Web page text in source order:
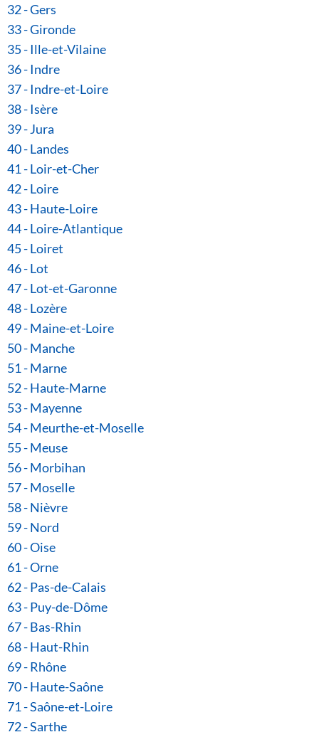
32 - Gers
33 - Gironde
35 - Ille-et-Vilaine
36 - Indre
37 - Indre-et-Loire
38 - Isère
39 - Jura
40 - Landes
41 - Loir-et-Cher
42 - Loire
43 - Haute-Loire
44 - Loire-Atlantique
45 - Loiret
46 - Lot
47 - Lot-et-Garonne
48 - Lozère
49 - Maine-et-Loire
50 - Manche
51 - Marne
52 - Haute-Marne
53 - Mayenne
54 - Meurthe-et-Moselle
55 - Meuse
56 - Morbihan
57 - Moselle
58 - Nièvre
59 - Nord
60 - Oise
61 - Orne
62 - Pas-de-Calais
63 - Puy-de-Dôme
67 - Bas-Rhin
68 - Haut-Rhin
69 - Rhône
70 - Haute-Saône
71 - Saône-et-Loire
72 - Sarthe